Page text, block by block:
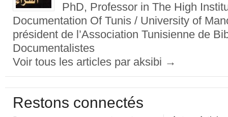
PhD, Professor in The High
Documentation Of Tunis / University of
président de l’Association Tunisienne de
Documentalistes
Voir tous les articles par aksibi →
Restons connectés